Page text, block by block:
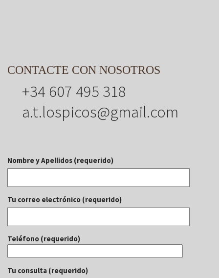
CONTACTE CON NOSOTROS
+34 607 495 318
a.t.lospicos@gmail.com
Nombre y Apellidos (requerido)
Tu correo electrónico (requerido)
Teléfono (requerido)
Tu consulta (requerido)